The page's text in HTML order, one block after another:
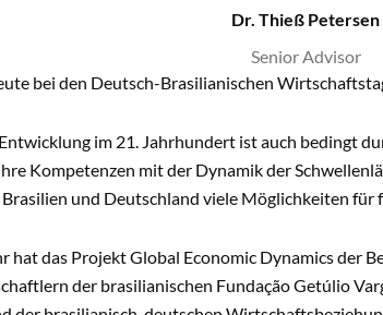
Dr. Thieß Petersen
Senior Advisor
bei den Deutsch-Brasilianischen
im 21. Jahrhundert ist auch bedingt
Kompetenzen mit der Dynamik der
und Deutschland viele Möglichkeiten
hat das ProjektGlobal Economic Dynamicsder
der brasilianischen Fundação Getúlio